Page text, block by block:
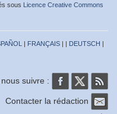
sous Licence Creative Commons
| FRANÇAIS | | DEUTSCH |
suivre :
Contacter la rédaction